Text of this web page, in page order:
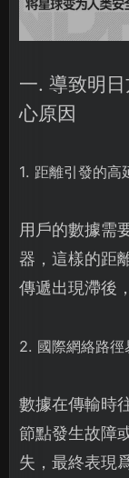
一. 導致明
心原因
1. 距離引發的高
用戶的數據需
器，這樣的距
傳遞出現滯後
2. 國際網絡路徑
數據在傳輸時
節點發生故障
失，最終表現